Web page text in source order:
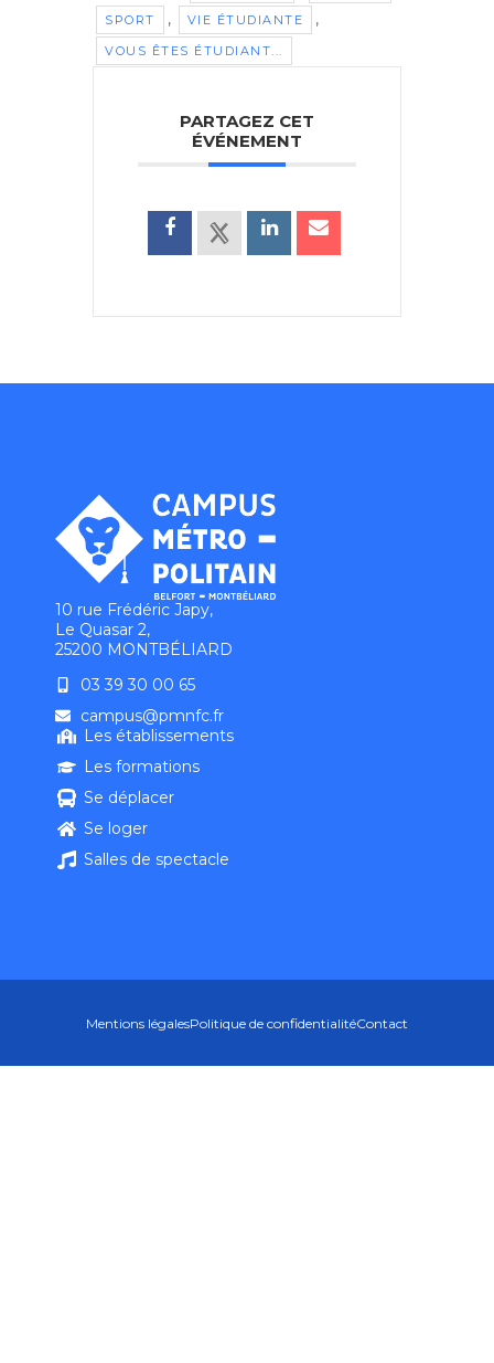
SPORT , VIE ÉTUDIANTE ,
VOUS ÊTES ÉTUDIANT...
PARTAGEZ CET
ÉVÉNEMENT
10 rue Frédéric Japy,
Le Quasar 2,
25200 MONTBÉLIARD
03 39 30 00 65
campus@pmnfc.fr
Les établissements
Les formations
Se déplacer
Se loger
Salles de spectacle
Mentions légalesPolitique de confidentialitéContact